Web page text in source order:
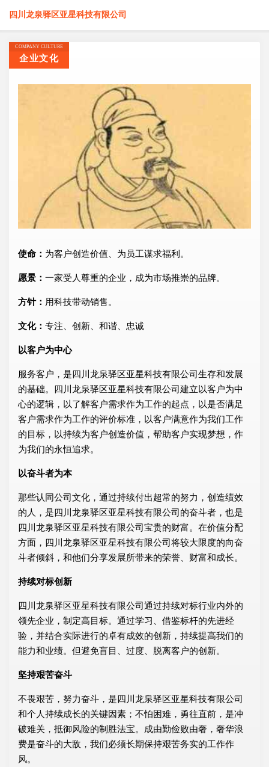
四川龙泉驿区亚星科技有限公司
COMPANY CULTURE
企业文化
使命： 为客户创造价值、为员工谋求福利。
愿景： 一家受人尊重的企业，成为市场推崇的品牌。
方针： 用科技带动销售。
文化： 专注、创新、和谐、忠诚
以客户为中心
服务客户，是四川龙泉驿区亚星科技有限公司生存和发展
的基础。四川龙泉驿区亚星科技有限公司建立以客户为中
心的逻辑，以了解客户需求作为工作的起点，以是否满足
客户需求作为工作的评价标准，以客户满意作为我们工作
的目标，以持续为客户创造价值，帮助客户实现梦想，作
为我们的永恒追求。
以奋斗者为本
那些认同公司文化，通过持续付出超常的努力，创造绩效
的人，是四川龙泉驿区亚星科技有限公司的奋斗者，也是
四川龙泉驿区亚星科技有限公司宝贵的财富。在价值分配
方面，四川龙泉驿区亚星科技有限公司将较大限度的向奋
斗者倾斜，和他们分享发展所带来的荣誉、财富和成长。
持续对标创新
四川龙泉驿区亚星科技有限公司通过持续对标行业内外的
领先企业，制定高目标。通过学习、借鉴标杆的先进经
验，并结合实际进行的卓有成效的创新，持续提高我们的
能力和业绩。但避免盲目、过度、脱离客户的创新。
坚持艰苦奋斗
不畏艰苦，努力奋斗，是四川龙泉驿区亚星科技有限公司
和个人持续成长的关键因素；不怕困难，勇往直前，是冲
破难关，抵御风险的制胜法宝。成由勤俭败由奢，奢华浪
费是奋斗的大敌，我们必须长期保持艰苦务实的工作作
风。